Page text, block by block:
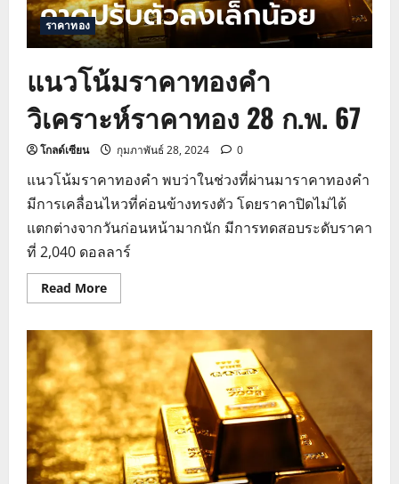
ราคาทอง
แนวโน้มราคาทองคำ
วิเคราะห์ราคาทอง 28 ก.พ. 67
โกลด์เซียน กุมภาพันธ์ 28, 2024 0
แนวโน้มราคาทองคำ พบว่าในช่วงที่ผ่านมาราคาทองคำ
มีการเคลื่อนไหวที่ค่อนข้างทรงตัว โดยราคาปิดไม่ได้
แตกต่างจากวันก่อนหน้ามากนัก มีการทดสอบระดับราคา
ที่ 2,040 ดอลลาร์
Read MoreRead
more
โน้ม
ราคา
ทองคำ
วิเคราะห์
ราคา
ทอง
28
ก.พ.
67